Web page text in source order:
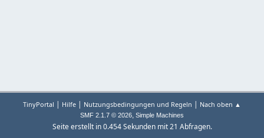
TinyPortal | Hilfe | Nutzungsbedingungen und Regeln | Nach oben ▲
SMF 2.1.7 © 2026, Simple Machines
Seite erstellt in 0.454 Sekunden mit 21 Abfragen.